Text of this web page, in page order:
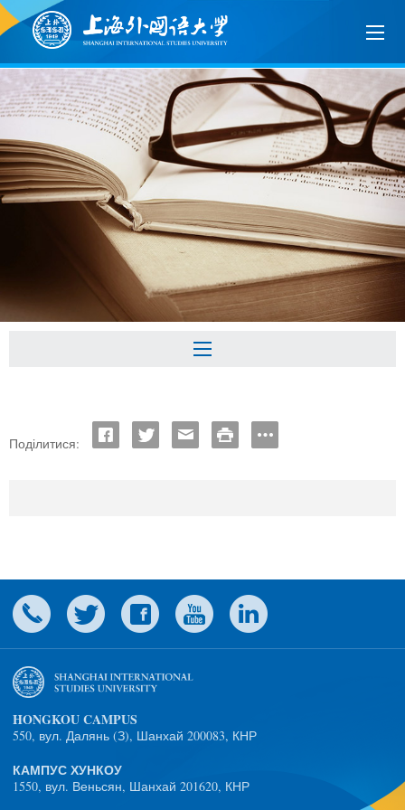
Поділитися:
HONGKOU CAMPUS
550, вул. Далянь (З), Шанхай 200083, КНР
КАМПУС ХУНКОУ
1550, вул. Веньсян, Шанхай 201620, КНР